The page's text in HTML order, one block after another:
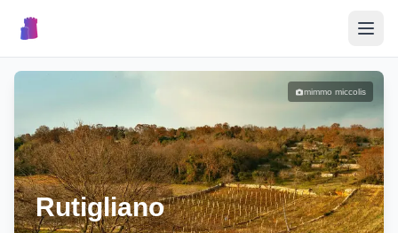
🏘️Villages
📝Publier un Événement
Rutigliano
mimmo miccolis